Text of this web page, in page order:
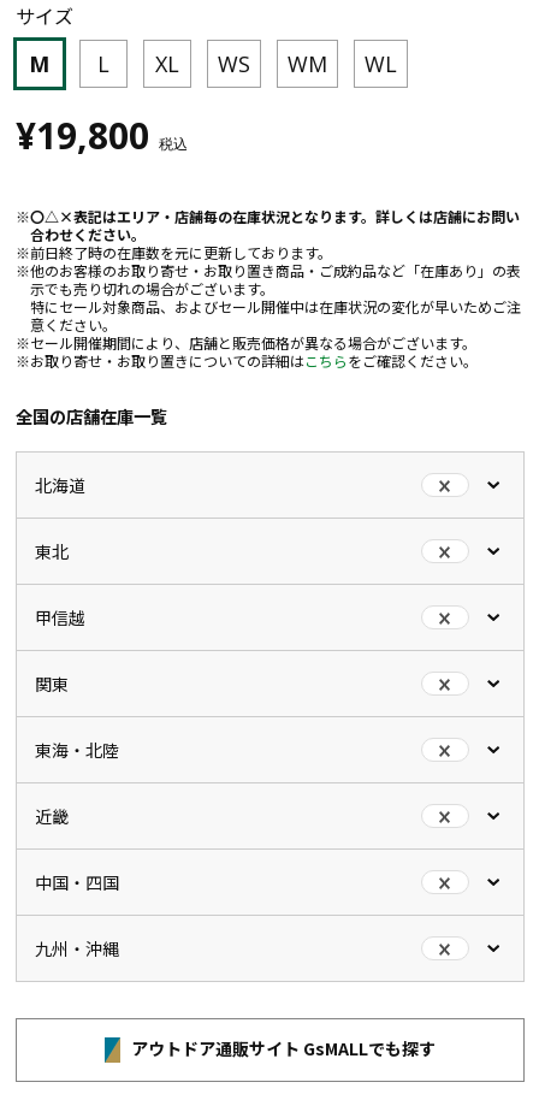
サイズ
M
L XL WS WM WL
¥19,800 税込
〇△×表記はエリア・店舗毎の在庫状況となります。詳しくは店舗にお問い
合わせください。
前日終了時の在庫数を元に更新しております。
他のお客様のお取り寄せ・お取り置き商品・ご成約品など「在庫あり」の表
示でも売り切れの場合がございます。
特にセール対象商品、およびセール開催中は在庫状況の変化が早いためご注
意ください。
セール開催期間により、店舗と販売価格が異なる場合がございます。
お取り寄せ・お取り置きについての詳細はこちらをご確認ください。
全国の店舗在庫一覧
北海道
東北
甲信越
関東
東海・北陸
近畿
中国・四国
九州・沖縄
アウトドア通販サイト GsMALLでも探す